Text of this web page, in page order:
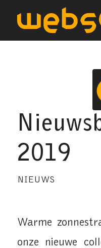
2019
NIEUWS
Warme
onze nieuwe